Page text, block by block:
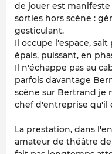
de jouer est
sorties hors scène :
gesticulant.
Il occupe l'espace,
épais, puissant, en
Il n'échappe pas au
parfois davantage
scène sur Bertrand je
chef d'entreprise qu'il
La prestation, dans
amateur de théâtre